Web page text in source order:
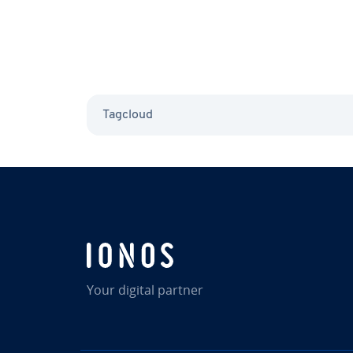
Tagcloud
Your digital partner